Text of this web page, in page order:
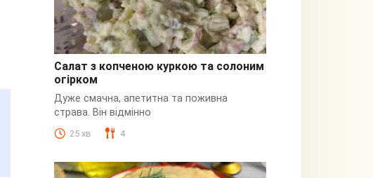
З куркою
Салат з копченою куркою та солоним
огірком
Дуже смачна, апетитна та поживна
страва. Він відмінно
25 хв 4